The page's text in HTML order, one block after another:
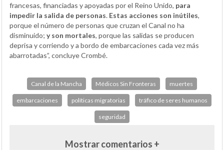
francesas, financiadas y apoyadas por el Reino Unido, para
impedir la salida de personas. Estas acciones son inútiles,
porque el número de personas que cruzan el Canal no ha
disminuido; y son mortales, porque las salidas se producen
deprisa y corriendo y a bordo de embarcaciones cada vez más
abarrotadas”, concluye Crombé.
Canal de la Mancha Médicos Sin Fronteras muertes
embarcaciones políticas migratorias tráfico de seres humanos
seguridad
Mostrar comentarios +